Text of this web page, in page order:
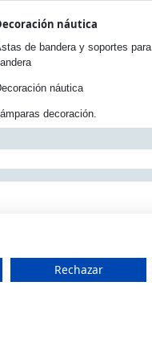
náutica
de bandera y soportes para
náutica
decoración.
-
Rechazar